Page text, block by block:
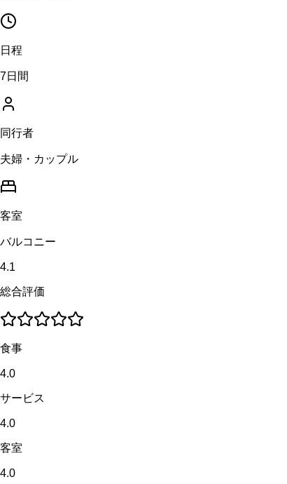
日程
7日間
同行者
夫婦・カップル
客室
バルコニー
4.1
総合評価
食事
4.0
サービス
4.0
客室
4.0